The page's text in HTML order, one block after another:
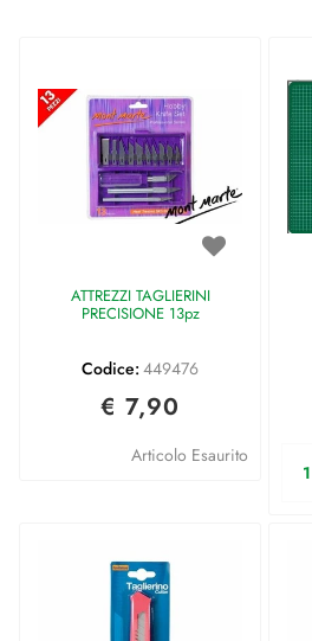
ATTREZZI TAGLIERINI
PRECISIONE 13pz
Codice: 449476
€ 7,90
Articolo Esaurito